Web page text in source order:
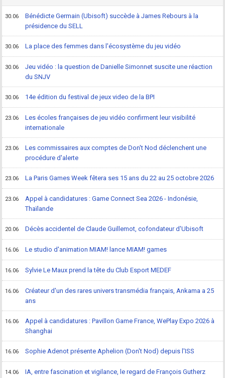
30.06
Bénédicte Germain (Ubisoft) succède à James Rebours à la
présidence du SELL
30.06 La place des femmes dans l'écosystème du jeu vidéo
30.06
Jeu vidéo : la question de Danielle Simonnet suscite une réaction
du SNJV
30.06 14e édition du festival de jeux video de la BPI
23.06
Les écoles françaises de jeu vidéo confirment leur visibilité
internationale
23.06
Les commissaires aux comptes de Don't Nod déclenchent une
procédure d'alerte
23.06 La Paris Games Week fêtera ses 15 ans du 22 au 25 octobre 2026
23.06
Appel à candidatures : Game Connect Sea 2026 - Indonésie,
Thaïlande
20.06 Décès accidentel de Claude Guillemot, cofondateur d'Ubisoft
16.06 Le studio d'animation MIAM! lance MIAM! games
16.06 Sylvie Le Maux prend la tête du Club Esport MEDEF
16.06
Créateur d'un des rares univers transmédia français, Ankama a 25
ans
16.06
Appel à candidatures : Pavillon Game France, WePlay Expo 2026 à
Shanghai
16.06 Sophie Adenot présente Aphelion (Don't Nod) depuis l'ISS
14.06 IA, entre fascination et vigilance, le regard de François Gutherz